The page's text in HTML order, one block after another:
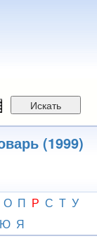
Искать
(1999)
О П Р С Т У
Ю Я